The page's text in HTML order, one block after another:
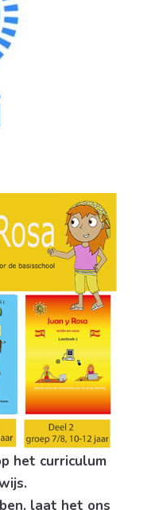
het curriculum
laat het ons